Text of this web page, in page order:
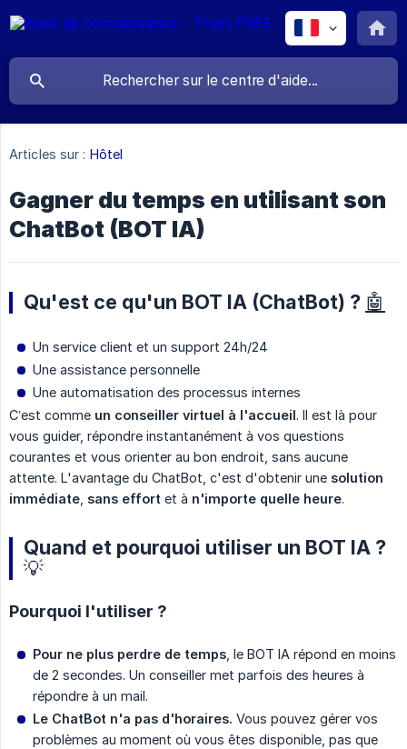
Articles sur : Hôtel
Gagner du temps en utilisant son
ChatBot (BOT IA)
Qu'est ce qu'un BOT IA (ChatBot) ? 🤖
Un service client et un support 24h/24
Une assistance personnelle
Une automatisation des processus internes
C’est comme un conseiller virtuel à l'accueil. Il est là pour
vous guider, répondre instantanément à vos questions
courantes et vous orienter au bon endroit, sans aucune
attente. L'avantage du ChatBot, c'est d'obtenir une solution
immédiate sans effort et à n'importe quelle heure.
Quand et pourquoi utiliser un BOT IA ?
💡
Pourquoi l'utiliser ?
Pour ne plus perdre de temps , le BOT IA répond en moins
de 2 secondes. Un conseiller met parfois des heures à
répondre à un mail.
Le ChatBot n'a pas d'horaires. Vous pouvez gérer vos
problèmes au moment où vous êtes disponible, pas que